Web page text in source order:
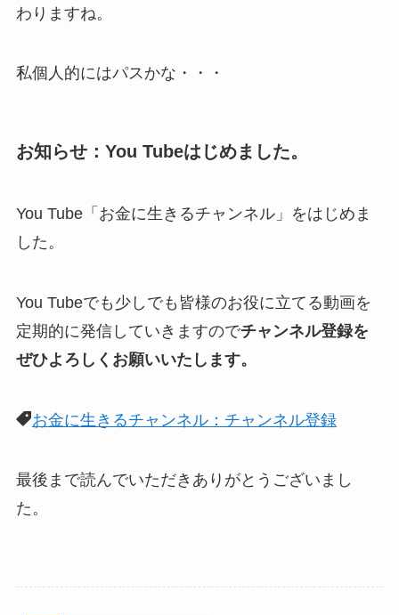
わりますね。
私個人的にはパスかな・・・
お知らせ：You Tubeはじめました。
You Tube「お金に生きるチャンネル」をはじめま
した。
You Tubeでも少しでも皆様のお役に立てる動画を
定期的に発信していきますのでチャンネル登録を
ぜひよろしくお願いいたします。
お金に生きるチャンネル：チャンネル登録
最後まで読んでいただきありがとうございまし
た。